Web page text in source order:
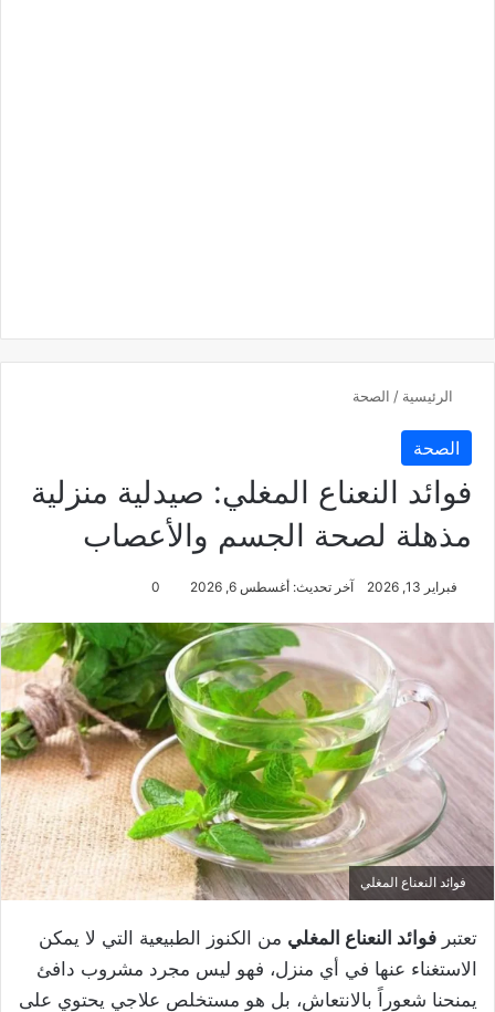
الرئيسية / الصحة
الصحة
فوائد النعناع المغلي: صيدلية منزلية
مذهلة لصحة الجسم والأعصاب
فبراير 13, 2026 آخر تحديث: أغسطس 6, 2026 0
فوائد النعناع المغلي
تعتبر فوائد النعناع المغلي من الكنوز الطبيعية التي لا يمكن
الاستغناء عنها في أي منزل، فهو ليس مجرد مشروب دافئ
يمنحنا شعوراً بالانتعاش، بل هو مستخلص علاجي يحتوي على